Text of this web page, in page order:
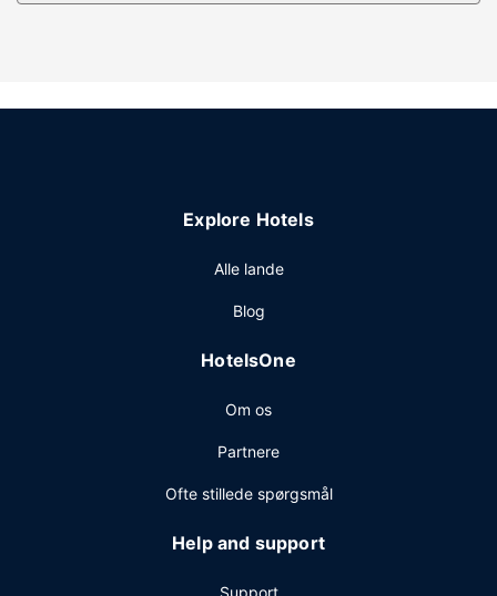
rekreative faciliteter, så som en udendørs pool og et
Få stillet sulten med frokost eller aftensmad på dette
hvor du kan nyde godt af roomservice døgnet rundt. Tag
yndlingsdrink. Morgenmad tilberedt efter bestilling
Gæsterne har blandt andet adgang til hurtig indtjekning,
hurtig udtjekning og en døgnåben reception. Planlægger
du et arrangement i Lanai City? På dette hotel er der
lokaler til rådighed på 3770 kvadratmeter, inklusive
konferencelokaler. Lufthavnstransport tur-retur er gratis
Explore Hotels
Alle lande
Blog
HotelsOne
Om os
Partnere
Ofte stillede spørgsmål
Help and support
Support